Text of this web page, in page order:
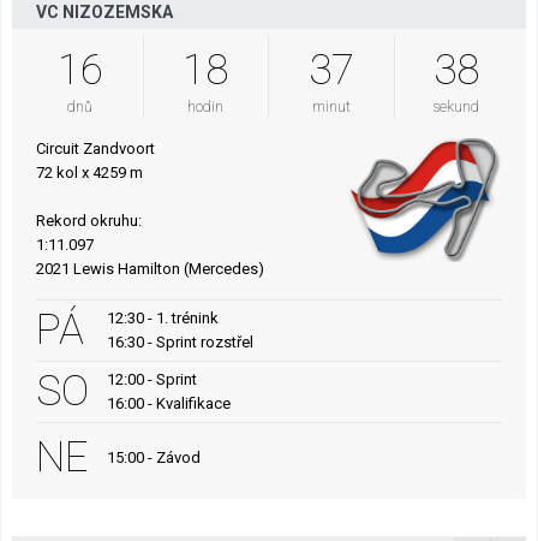
VC NIZOZEMSKA
16
dnů
18
hodin
37
minut
37
sekund
Circuit Zandvoort
72 kol x 4259 m
Rekord okruhu:
1:11.097
2021 Lewis Hamilton (Mercedes)
PÁ
12:30 - 1. trénink
16:30 - Sprint rozstřel
SO
12:00 - Sprint
16:00 - Kvalifikace
NE 15:00 - Závod